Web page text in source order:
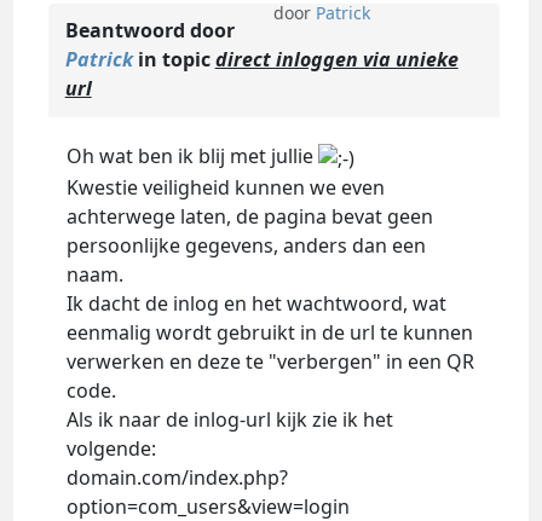
door Patrick
Beantwoord door
Patrickin topicdirect inloggen via unieke
url
Oh wat ben ik blij met jullie
Kwestie veiligheid kunnen we even
achterwege laten, de pagina bevat geen
persoonlijke gegevens, anders dan een
naam.
Ik dacht de inlog en het wachtwoord, wat
eenmalig wordt gebruikt in de url te kunnen
verwerken en deze te "verbergen" in een QR
code.
Als ik naar de inlog-url kijk zie ik het
volgende:
domain.com/index.php?
option=com_users&view=login